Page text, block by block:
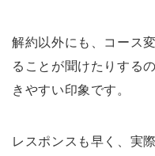
解約以外にも、コース
ることが聞けたりする
きやすい印象です。
レスポンスも早く、実